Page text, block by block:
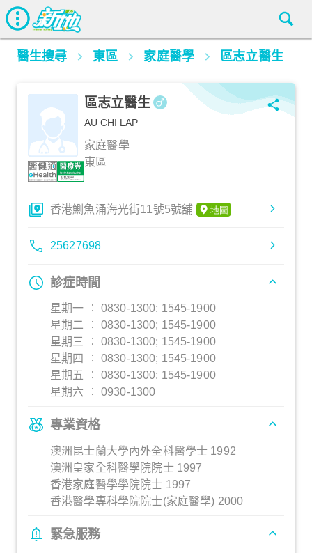
醫生搜尋 東區 家庭醫學 區志立醫生
區志立醫生
AU CHI LAP
家庭醫學
東區
香港鰂魚涌海光街11號5號舖
25627698
診症時間
星期一 ︰ 0830-1300; 1545-1900
星期二 ︰ 0830-1300; 1545-1900
星期三 ︰ 0830-1300; 1545-1900
星期四 ︰ 0830-1300; 1545-1900
星期五 ︰ 0830-1300; 1545-1900
星期六 ︰ 0930-1300
專業資格
澳洲昆士蘭大學內外全科醫學士 1992
澳洲皇家全科醫學院院士 1997
香港家庭醫學學院院士 1997
香港醫學專科學院院士(家庭醫學) 2000
緊急服務